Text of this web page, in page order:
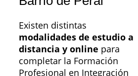
Existen distintas
modalidades de estudio a
distancia y online para
completar la Formación
Profesional en Integración